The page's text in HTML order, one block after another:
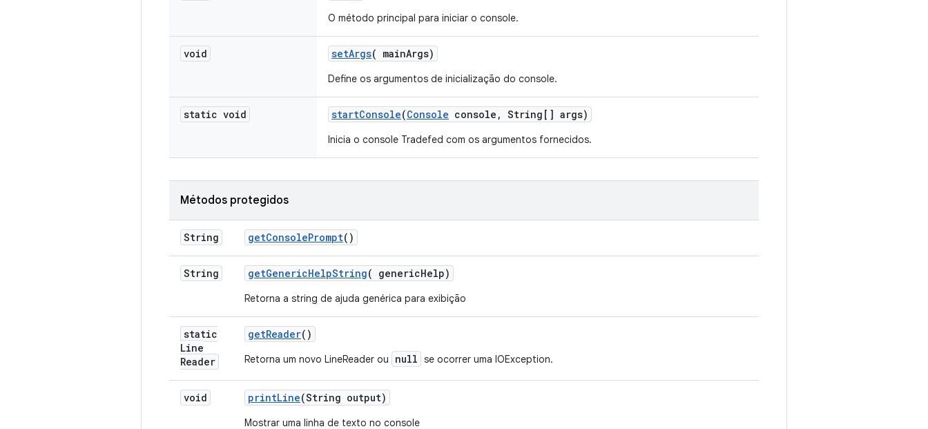
O método principal para iniciar o console.
void setArgs( mainArgs)
Define os argumentos de inicialização do console.
static void startConsole(Console console , String[] args)
Inicia o console Tradefed com os argumentos fornecidos.
Métodos protegidos
String getConsolePrompt()
String getGenericHelpString( genericHelp)
Retorna a string de ajuda genérica para exibição
static
Line
Reader
getReader()
Retorna um novo LineReader ou null se ocorrer uma IOException.
void printLine(String output)
Mostrar uma linha de texto no console